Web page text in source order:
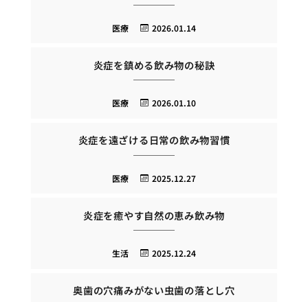
2026.01.14
医療
炎症を鎮める飲み物の秘訣
2026.01.10
医療
炎症を遠ざける日常の飲み物習慣
2025.12.27
医療
炎症を癒やす自然の恵み飲み物
2025.12.24
生活
奥歯の穴痛みがない虫歯の落とし穴